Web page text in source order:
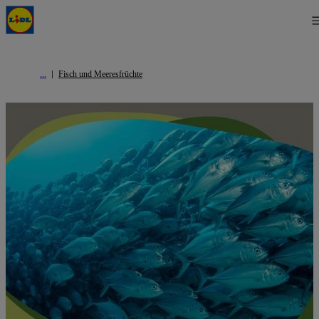
Fisch und Meeresfrüchte